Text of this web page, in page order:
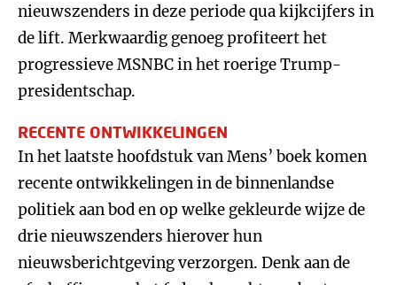
nieuwszenders in deze periode qua kijkcijfers in
de lift. Merkwaardig genoeg profiteert het
progressieve MSNBC in het roerige Trump-
presidentschap.
RECENTE ONTWIKKELINGEN
In het laatste hoofdstuk van Mens’ boek komen
recente ontwikkelingen in de binnenlandse
politiek aan bod en op welke gekleurde wijze de
drie nieuwszenders hierover hun
nieuwsberichtgeving verzorgen. Denk aan de